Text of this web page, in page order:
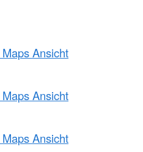
Ansicht
Ansicht
Ansicht